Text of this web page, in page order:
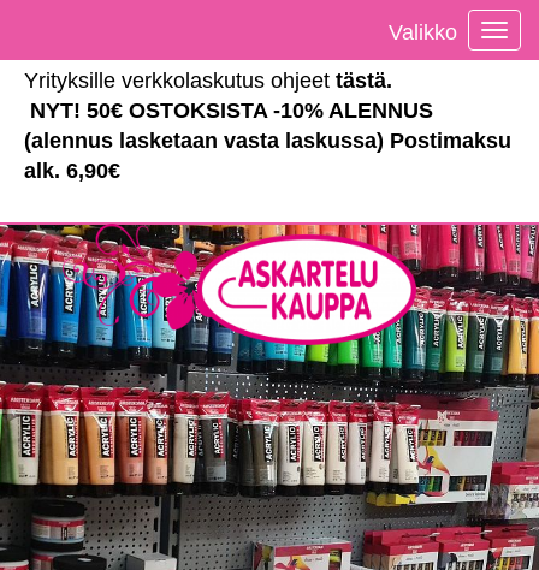
Yrityksille verkkolaskutus ohjeet tästä.
NYT! 50€ OSTOKSISTA -10% ALENNUS
(alennus lasketaan vasta laskussa) Postimaksu
alk. 6,90€
Valikko